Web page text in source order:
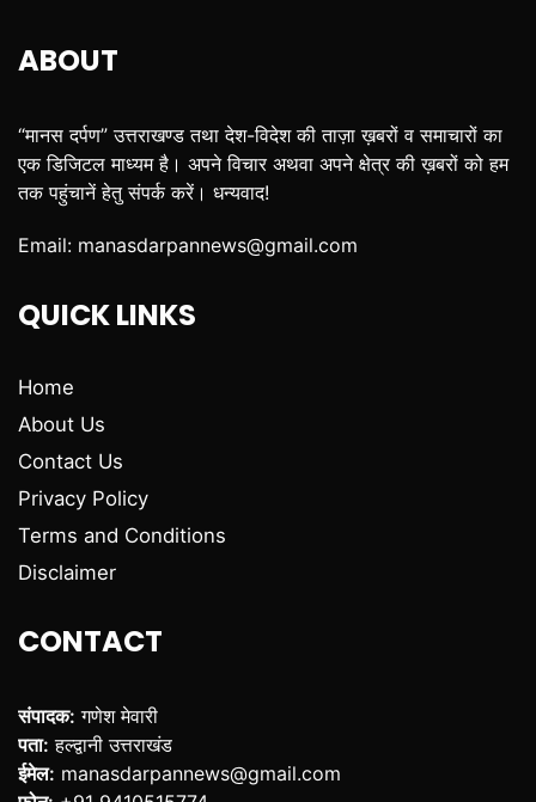
ABOUT
“मानस दर्पण” उत्तराखण्ड तथा देश-विदेश की ताज़ा ख़बरों व समाचारों का
एक डिजिटल माध्यम है। अपने विचार अथवा अपने क्षेत्र की ख़बरों को हम
तक पहुंचानें हेतु संपर्क करें। धन्यवाद!
Email: manasdarpannews@gmail.com
QUICK LINKS
Home
About Us
Contact Us
Privacy Policy
Terms and Conditions
Disclaimer
CONTACT
संपादक: गणेश मेवारी
पता: हल्द्वानी उत्तराखंड
ईमेल: manasdarpannews@gmail.com